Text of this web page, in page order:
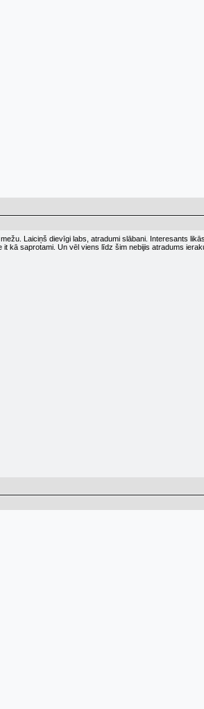
Laiciņš dievīgi labs, atradumi slābani. Interesants
kā saprotami. Un vēl viens līdz šim nebijis atradums